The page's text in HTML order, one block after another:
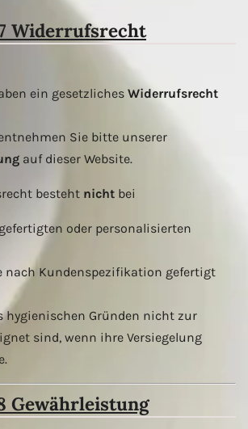
Widerrufsrecht
ein gesetzliches Widerrufsrecht
Sie bitte unserer
auf dieser Website.
besteht nicht bei
oder personalisierten
nach Kundenspezifikation gefertigt
hygienischen Gründen nicht zur
sind, wenn ihre Versiegelung
Gewährleistung